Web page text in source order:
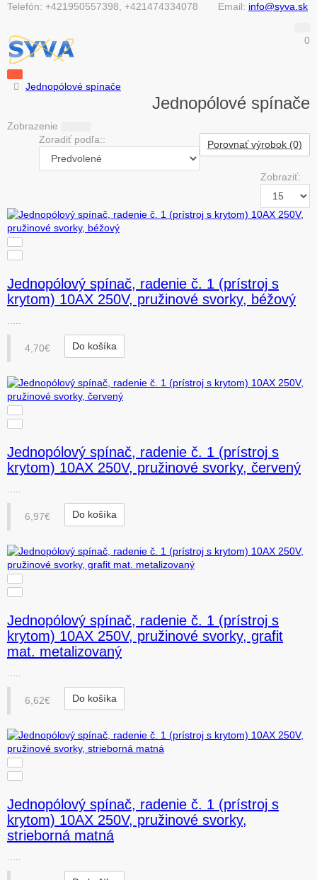
Telefón: +421950557398, +421474334078 Email: info@syva.sk
0
Jednopólové spínače
Jednopólové spínače
Zobrazenie
Porovnať výrobok (0)
Zoradiť podľa::
Zobraziť:
Jednopólový spínač, radenie č. 1 (prístroj s
krytom) 10AX 250V, pružinové svorky, béžový
4,70€ Do košíka
Jednopólový spínač, radenie č. 1 (prístroj s
krytom) 10AX 250V, pružinové svorky, červený
6,97€ Do košíka
Jednopólový spínač, radenie č. 1 (prístroj s
krytom) 10AX 250V, pružinové svorky, grafit
mat. metalizovaný
6,62€ Do košíka
Jednopólový spínač, radenie č. 1 (prístroj s
krytom) 10AX 250V, pružinové svorky,
strieborná matná